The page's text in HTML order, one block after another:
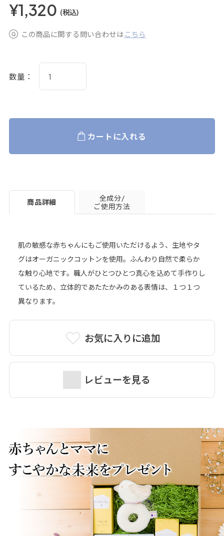
¥1,320 (税込)
この商品に関する問い合わせは こちら
お気に入りに追加
レビューを見る
数量：
カートに入れる
商品詳細
全成分/
ご使用方法
肌の敏感な赤ちゃんにもご使用いただけるよう、生地やタ
グはオーガニックコットンを使用。ふんわり自然で柔らか
な触り心地です。職人がひとつひとつ真心を込めて手作りし
ているため、立体的であたたかみのある表情は、１つ１つ
異なります。